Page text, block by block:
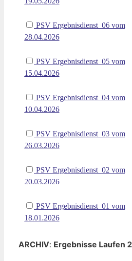
PSV Ergebnisdienst_06 vom
28.04.2026
PSV Ergebnisdienst_05 vom
15.04.2026
PSV Ergebnisdienst_04 vom
10.04.2026
PSV Ergebnisdienst_03 vom
26.03.2026
PSV Ergebnisdienst_02 vom
20.03.2026
PSV Ergebnisdienst_01 vom
18.01.2026
ARCHIV: Ergebnisse Laufen